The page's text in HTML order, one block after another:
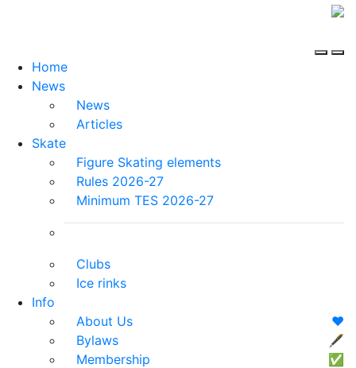
Home
News
News
Articles
Skate
Figure Skating elements
Rules 2026-27
Minimum TES 2026-27
Clubs
Ice rinks
Info
About Us
❤️
Bylaws
🖋
Membership
✅